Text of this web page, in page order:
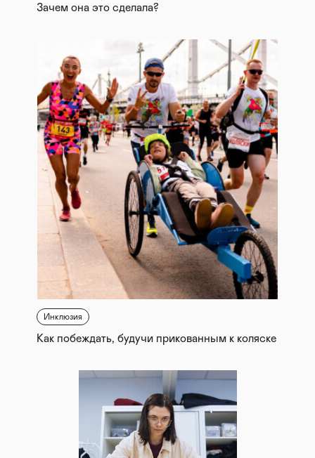
Зачем она это сделала?
Инклюзия
Как побеждать, будучи прикованным к коляске